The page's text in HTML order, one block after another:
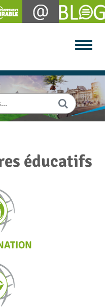
éducatifs